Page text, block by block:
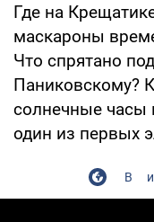
Где на
маскароны
Что спрятано
Паниковскому?
солнечные часы
один из первых